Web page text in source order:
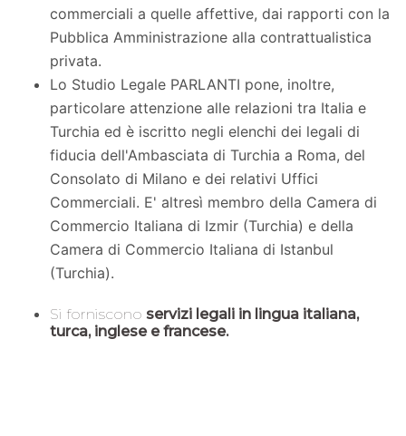
commerciali a quelle affettive, dai rapporti con la
Pubblica Amministrazione alla contrattualistica
privata.
Lo Studio Legale PARLANTI pone, inoltre,
particolare attenzione alle relazioni tra Italia e
Turchia ed è iscritto negli elenchi dei legali di
fiducia dell'Ambasciata di Turchia a Roma, del
Consolato di Milano e dei relativi Uffici
Commerciali. E' altresì membro della Camera di
Commercio Italiana di Izmir (Turchia) e della
Camera di Commercio Italiana di Istanbul
(Turchia).
Si forniscono servizi legali in lingua italiana,
turca, inglese e francese.